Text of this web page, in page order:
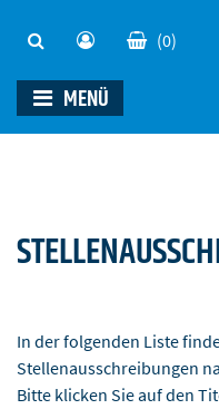
(0)
MENÜ
In der folgenden Liste
Stellenausschreibungen
Bitte klicken Sie auf den